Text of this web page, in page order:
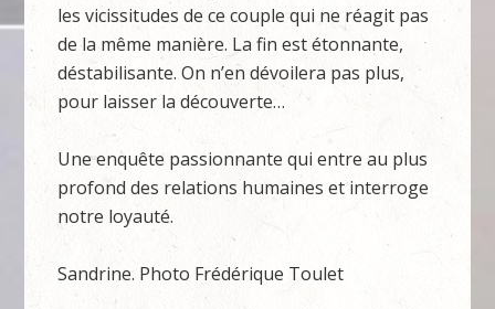
les vicissitudes de ce couple qui ne réagit pas
de la même manière. La fin est étonnante,
déstabilisante. On n’en dévoilera pas plus,
pour laisser la découverte…
Une enquête passionnante qui entre au plus
profond des relations humaines et interroge
notre loyauté.
Sandrine. Photo Frédérique Toulet